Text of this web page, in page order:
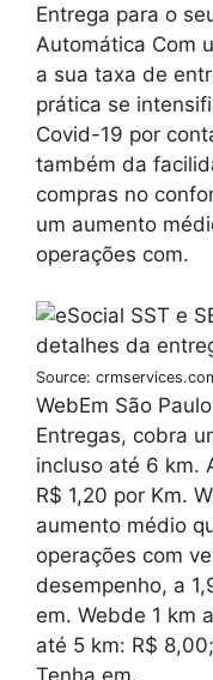
Entrega para o
Automática Com
a sua taxa de
prática se
Covid-19 por
também da
compras no
um aumento
operações com.
Source:
WebEm São
Entregas, cobra
incluso até 6 km.
R$ 1,20 por Km.
aumento médio
operações com
desempenho, a
em. Webde 1 km
até 5 km: R$
Tenha em.